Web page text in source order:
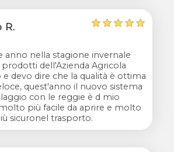
R.
anno nella stagione invernale
prodotti dell'Azienda Agricola
e devo dire che la qualità è ottima
quest'anno il nuovo sistema
con le reggie è d mio
più facile da aprire e molto
sicuronel trasporto.